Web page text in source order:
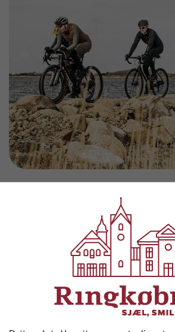
Algade 22, 6950 Ringkøbing,
Læs mere her
Søndervigvej 7, 6950